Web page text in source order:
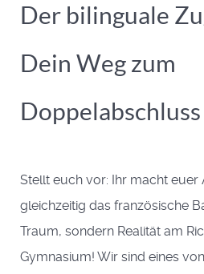
Der bilinguale
Dein Weg zum
Doppelabschluss
Stellt euch vor: Ihr macht
gleichzeitig das französische
Traum, sondern Realität am
Gymnasium! Wir sind eines